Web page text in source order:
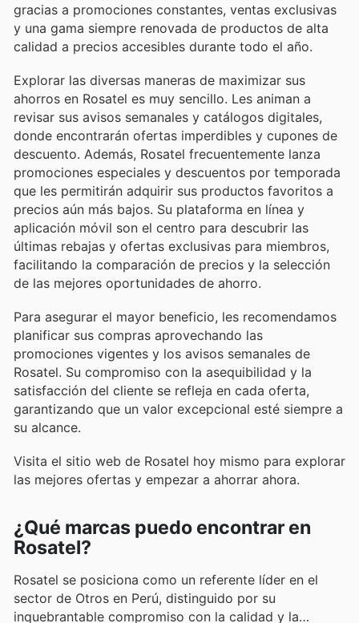
gracias a promociones constantes, ventas exclusivas
y una gama siempre renovada de productos de alta
calidad a precios accesibles durante todo el año.
Explorar las diversas maneras de maximizar sus
ahorros en Rosatel es muy sencillo. Les animan a
revisar sus avisos semanales y catálogos digitales,
donde encontrarán ofertas imperdibles y cupones de
descuento. Además, Rosatel frecuentemente lanza
promociones especiales y descuentos por temporada
que les permitirán adquirir sus productos favoritos a
precios aún más bajos. Su plataforma en línea y
aplicación móvil son el centro para descubrir las
últimas rebajas y ofertas exclusivas para miembros,
facilitando la comparación de precios y la selección
de las mejores oportunidades de ahorro.
Para asegurar el mayor beneficio, les recomendamos
planificar sus compras aprovechando las
promociones vigentes y los avisos semanales de
Rosatel. Su compromiso con la asequibilidad y la
satisfacción del cliente se refleja en cada oferta,
garantizando que un valor excepcional esté siempre a
su alcance.
Visita el sitio web de Rosatel hoy mismo para explorar
las mejores ofertas y empezar a ahorrar ahora.
¿Qué marcas puedo encontrar en
Rosatel?
Rosatel se posiciona como un referente líder en el
sector de Otros en Perú, distinguido por su
inquebrantable compromiso con la calidad y la